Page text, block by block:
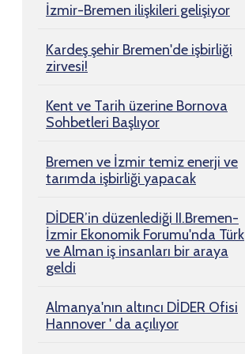
İzmir-Bremen ilişkileri gelişiyor
Kardeş şehir Bremen'de işbirliği
zirvesi!
Kent ve Tarih üzerine Bornova
Sohbetleri Başlıyor
Bremen ve İzmir temiz enerji ve
tarımda işbirliği yapacak
DİDER’in düzenlediği II.Bremen-
İzmir Ekonomik Forumu'nda Türk
ve Alman iş insanları bir araya
geldi
Almanya'nın altıncı DİDER Ofisi
Hannover ' da açılıyor